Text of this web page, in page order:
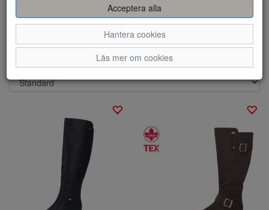
Köp dina stövlar hos oss på Topshoes.se. Våra handlare har valt
ut de skönaste stövlar som går at hitta. Bra kvalité och sköna
Visa mer
Acceptera alla
Hantera cookies
Läs mer om cookies